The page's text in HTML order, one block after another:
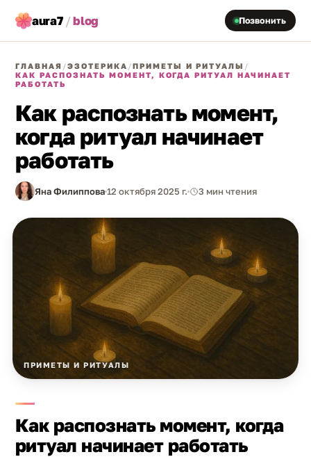
aura7 /blog Позвонить
ГЛАВНАЯ /ЭЗОТЕРИКА /ПРИМЕТЫ И РИТУАЛЫ /
КАК РАСПОЗНАТЬ МОМЕНТ, КОГДА РИТУАЛ НАЧИНАЕТ
РАБОТАТЬ
Как распознать момент,
когда ритуал начинает
работать
Яна Филиппова12 октября 2025 г. 3 мин чтения
ПРИМЕТЫ И РИТУАЛЫ
Как распознать момент, когда
ритуал начинает работать